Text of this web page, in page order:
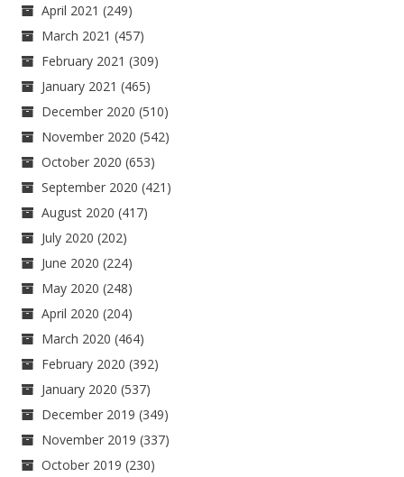
April 2021 (249)
March 2021 (457)
February 2021 (309)
January 2021 (465)
December 2020 (510)
November 2020 (542)
October 2020 (653)
September 2020 (421)
August 2020 (417)
July 2020 (202)
June 2020 (224)
May 2020 (248)
April 2020 (204)
March 2020 (464)
February 2020 (392)
January 2020 (537)
December 2019 (349)
November 2019 (337)
October 2019 (230)